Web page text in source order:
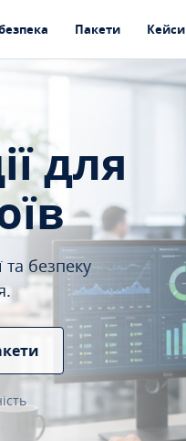
Пакети Кейси
для
та безпеку